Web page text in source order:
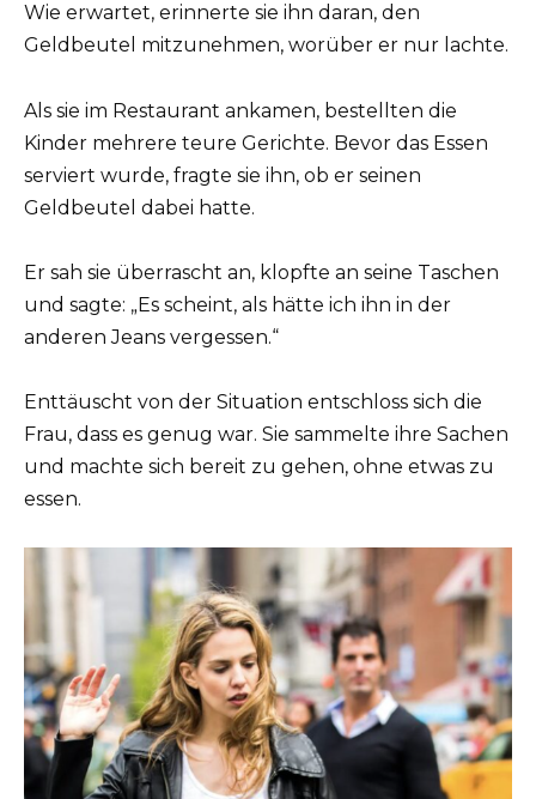
Wie erwartet, erinnerte sie ihn daran, den
Geldbeutel mitzunehmen, worüber er nur lachte.
Als sie im Restaurant ankamen, bestellten die
Kinder mehrere teure Gerichte. Bevor das Essen
serviert wurde, fragte sie ihn, ob er seinen
Geldbeutel dabei hatte.
Er sah sie überrascht an, klopfte an seine Taschen
und sagte: „Es scheint, als hätte ich ihn in der
anderen Jeans vergessen.“
Enttäuscht von der Situation entschloss sich die
Frau, dass es genug war. Sie sammelte ihre Sachen
und machte sich bereit zu gehen, ohne etwas zu
essen.